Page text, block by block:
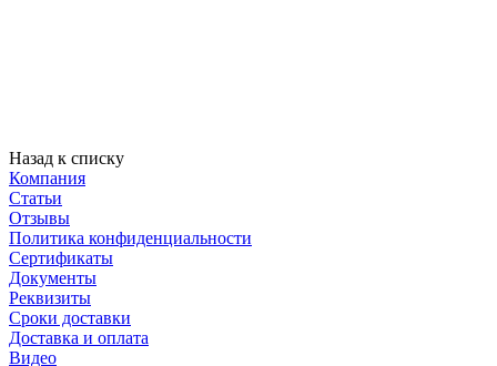
Назад к списку
Компания
Статьи
Отзывы
Политика конфиденциальности
Сертификаты
Документы
Реквизиты
Сроки доставки
Доставка и оплата
Видео